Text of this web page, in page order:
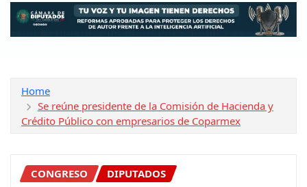
Home
Se reúne presidente de la Comisión de Hacienda y
Crédito Público con empresarios de Coparmex
CONGRESO DIPUTADOS